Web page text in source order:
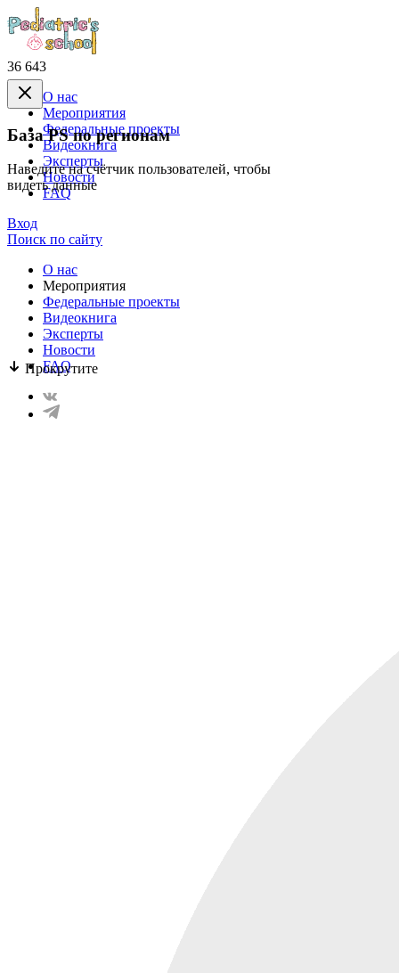
36 643
База PS по регионам
Наведите на счётчик пользователей, чтобы
видеть данные
Прокрутите
О нас
Mероприятия
Федеральные проекты
Видеокнига
Эксперты
Новости
FAQ
Вход
Поиск по сайту
О нас
Mероприятия
Федеральные проекты
Видеокнига
Эксперты
Новости
FAQ